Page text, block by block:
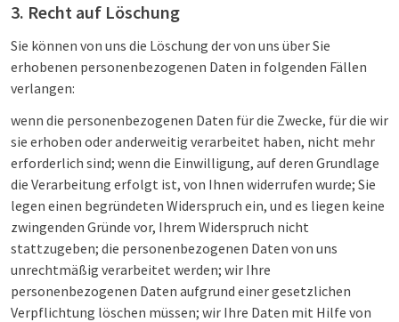
3. Recht auf Löschung
Sie können von uns die Löschung der von uns über Sie
erhobenen personenbezogenen Daten in folgenden Fällen
verlangen:
wenn die personenbezogenen Daten für die Zwecke, für die wir
sie erhoben oder anderweitig verarbeitet haben, nicht mehr
erforderlich sind; wenn die Einwilligung, auf deren Grundlage
die Verarbeitung erfolgt ist, von Ihnen widerrufen wurde; Sie
legen einen begründeten Widerspruch ein, und es liegen keine
zwingenden Gründe vor, Ihrem Widerspruch nicht
stattzugeben; die personenbezogenen Daten von uns
unrechtmäßig verarbeitet werden; wir Ihre
personenbezogenen Daten aufgrund einer gesetzlichen
Verpflichtung löschen müssen; wir Ihre Daten mit Hilfe von